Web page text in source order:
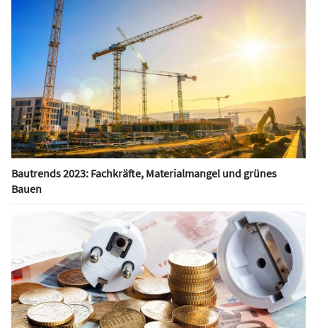
Bautrends 2023: Fachkräfte, Materialmangel und grünes
Bauen